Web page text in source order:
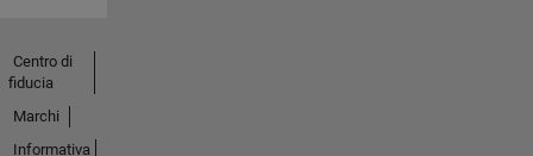
Centro di
fiducia
Marchi
Informativa